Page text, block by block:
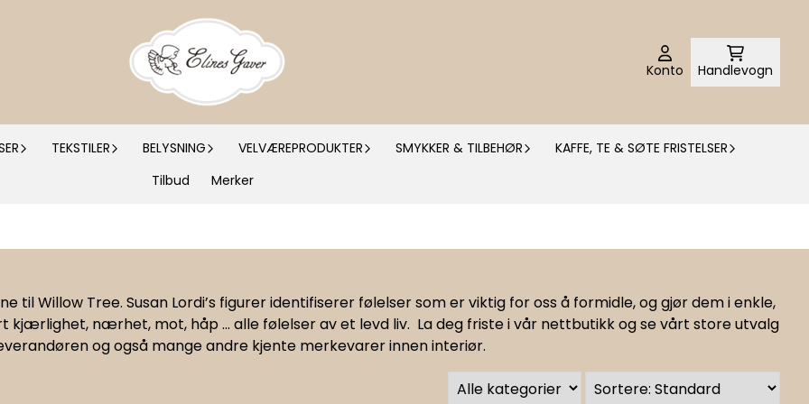
Konto Handlevogn
TEKSTILER BELYSNING VELVÆREPRODUKTER SMYKKER & TILBEHØR
KAFFE, TE & SØTE FRISTELSER
Tilbud
Merker
til Willow Tree. Susan Lordi’s figurer identifiserer følelser som er viktig for oss å formidle, og gjør dem i enkle,
nærhet, mot, håp ... alle følelser av et levd liv. La deg friste i vår nettbutikk og se vårt store utvalg
og også mange andre kjente merkevarer innen interiør.